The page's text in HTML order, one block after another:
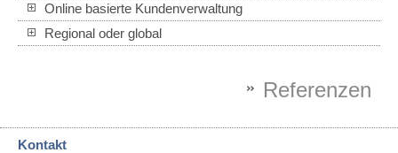
Online basierte Kundenverwaltung
Regional oder global
Referenzen
Kontakt